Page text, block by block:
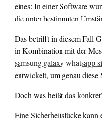
eines: In einer Software
die unter bestimmten
Das betrifft in diesem Fall
in Kombination mit der
samsung galaxy whatsapp
entwickelt, um genau diese
Doch was heißt das
Eine Sicherheitslücke kann